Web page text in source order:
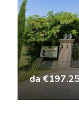
da